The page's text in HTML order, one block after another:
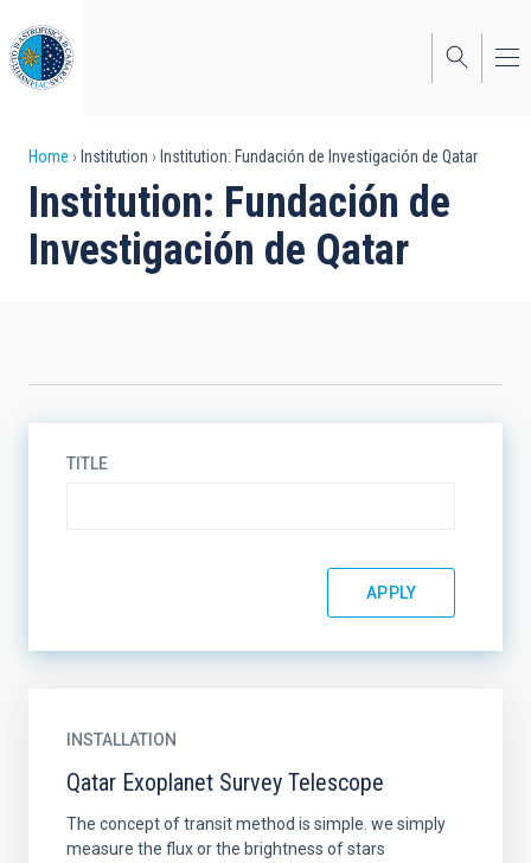
to
main
content
Breadcrumb
Home Institution Institution: Fundación de Investigación de Qatar
Institution: Fundación de
Investigación de Qatar
TITLE
INSTALLATION
Qatar Exoplanet Survey Telescope
The concept of transit method is simple. we simply
measure the flux or the brightness of stars